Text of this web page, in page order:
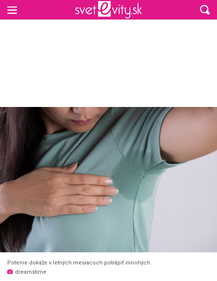
Potenie dokáže v letných mesiacoch potrápiť mnohých.
dreamstime